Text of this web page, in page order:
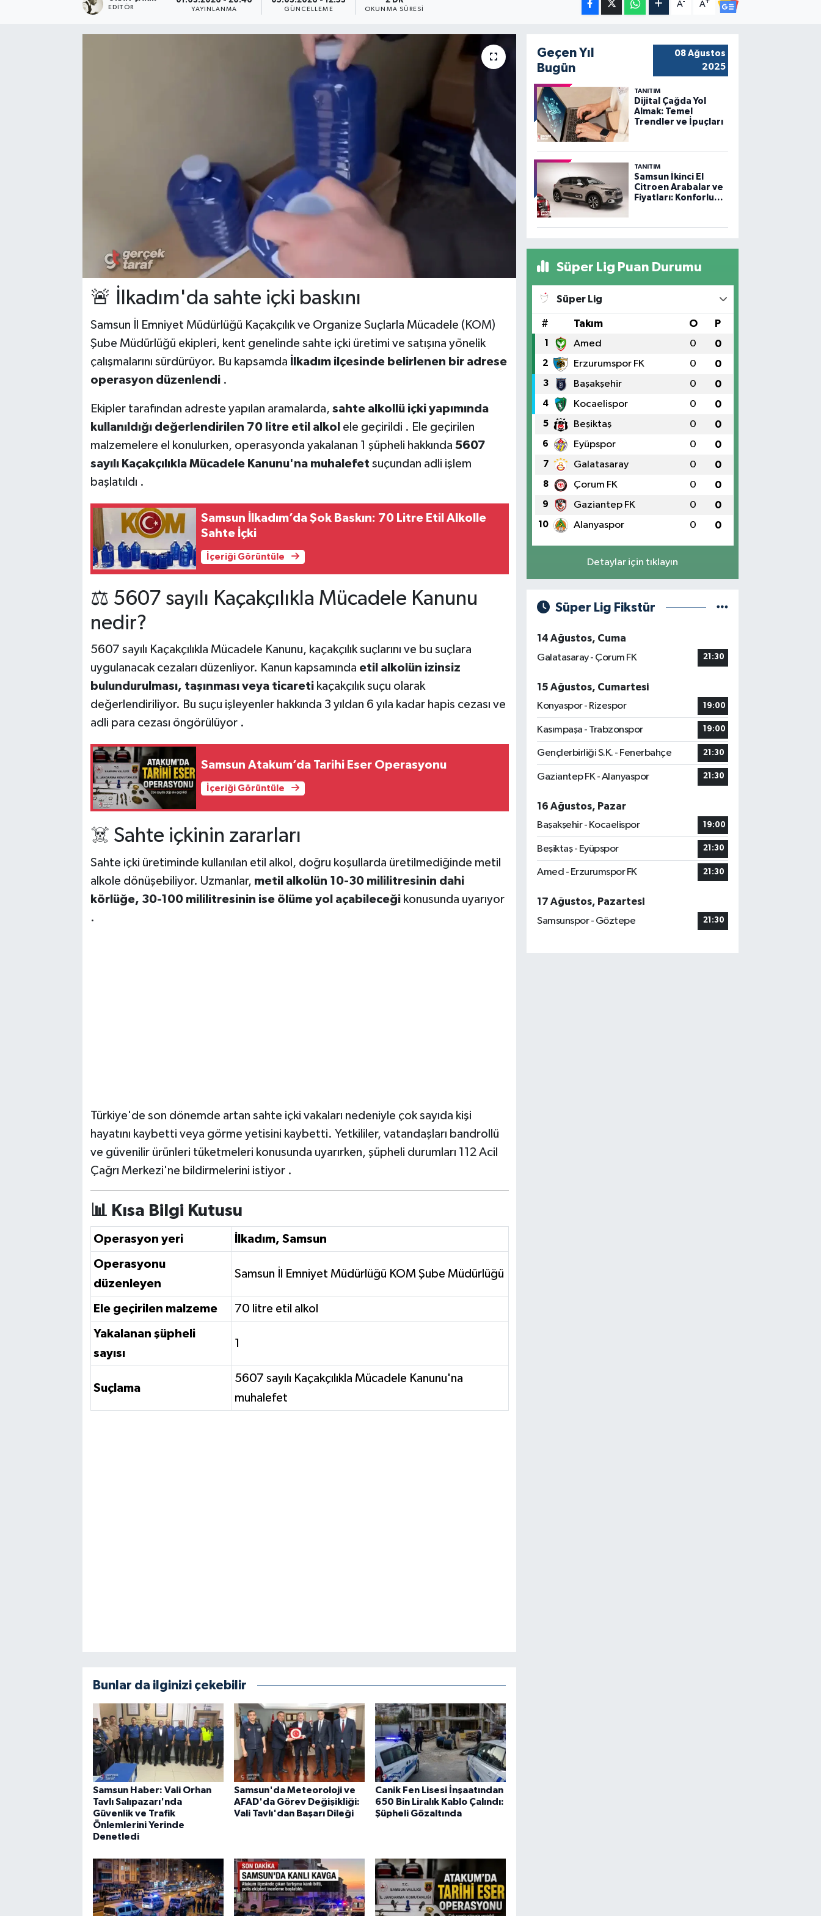
EDITÖR YAYINLANMA GÜNCELLEME OKUNMA SÜRESI
A- A+
🚨 İlkadım'da sahte içki baskını
Samsun İl Emniyet Müdürlüğü Kaçakçılık ve Organize Suçlarla Mücadele (KOM)
Şube Müdürlüğü ekipleri, kent genelinde sahte içki üretimi ve satışına yönelik
çalışmalarını sürdürüyor. Bu kapsamda
İlkadım ilçesinde belirlenen bir adrese
operasyon düzenlendi.
Ekipler tarafından adreste yapılan aramalarda, sahte alkollü içki yapımında
kullanıldığı değerlendirilen 70 litre etil alkol ele geçirildi . Ele geçirilen
malzemelere el konulurken, operasyonda yakalanan 1 şüpheli hakkında 5607
sayılı Kaçakçılıkla Mücadele Kanunu'na muhalefet suçundan adli işlem
başlatıldı .
Samsun İlkadım’da Şok Baskın: 70 Litre Etil Alkolle
Sahte İçki
İçeriği Görüntüle
⚖️ 5607 sayılı Kaçakçılıkla Mücadele Kanunu
nedir?
5607 sayılı Kaçakçılıkla Mücadele Kanunu, kaçakçılık suçlarını ve bu suçlara
uygulanacak cezaları düzenliyor. Kanun kapsamında etil alkolün izinsiz
bulundurulması, taşınması veya ticaretikaçakçılık suçu olarak
değerlendiriliyor. Bu suçu işleyenler hakkında 3 yıldan 6 yıla kadar hapis cezası ve
adli para cezası öngörülüyor .
Samsun Atakum’da Tarihi Eser Operasyonu
İçeriği Görüntüle
☠️ Sahte içkinin zararları
Sahte içki üretiminde kullanılan etil alkol, doğru koşullarda üretilmediğinde metil
alkole dönüşebiliyor. Uzmanlar, metil alkolün 10-30 mililitresinin dahi
körlüğe, 30-100 mililitresinin ise ölüme yol açabileceğikonusunda uyarıyor
.
Türkiye'de son dönemde artan sahte içki vakaları nedeniyle çok sayıda kişi
hayatını kaybetti veya görme yetisini kaybetti. Yetkililer, vatandaşları bandrollü
ve güvenilir ürünleri tüketmeleri konusunda uyarırken, şüpheli durumları 112 Acil
Çağrı Merkezi'ne bildirmelerini istiyor .
📊 Kısa Bilgi Kutusu
Operasyon yeri İlkadım, Samsun
Operasyonu
düzenleyen
Samsun İl Emniyet Müdürlüğü KOM Şube Müdürlüğü
Ele geçirilen malzeme 70 litre etil alkol
Yakalanan şüpheli
sayısı
1
Suçlama
5607 sayılı Kaçakçılıkla Mücadele Kanunu'na
muhalefet
Bunlar da ilginizi çekebilir
Samsun Haber: Vali Orhan
Tavlı Salıpazarı'nda
Güvenlik ve Trafik
Önlemlerini Yerinde
Denetledi
Samsun'da Meteoroloji ve
AFAD'da Görev Değişikliği:
Vali Tavlı'dan Başarı Dileği
Canik Fen Lisesi İnşaatından
650 Bin Liralık Kablo Çalındı:
Şüpheli Gözaltında
Geçen Yıl
Bugün
08 Ağustos
2025
TANITIM
Dijital Çağda Yol
Almak: Temel
Trendler ve İpuçları
TANITIM
Samsun İkinci El
Citroen Arabalar ve
Fiyatları: Konforlu
Süper Lig Puan Durumu
Süper Lig
# Takım O P
1 Amed 0 0
2 Erzurumspor FK 0 0
3 Başakşehir 0 0
4 Kocaelispor 0 0
5 Beşiktaş 0 0
6 Eyüpspor 0 0
7 Galatasaray 0 0
8 Çorum FK 0 0
9 Gaziantep FK 0 0
10 Alanyaspor 0 0
Detaylar için tıklayın
Süper Lig Fikstür
14 Ağustos, Cuma
Galatasaray - Çorum FK
21:30
15 Ağustos, Cumartesi
Konyaspor - Rizespor
19:00
Kasımpaşa - Trabzonspor 19:00
Gençlerbirliği S.K. - Fenerbahçe 21:30
Gaziantep FK - Alanyaspor 21:30
16 Ağustos, Pazar
Başakşehir - Kocaelispor
19:00
Beşiktaş - Eyüpspor 21:30
Amed - Erzurumspor FK 21:30
17 Ağustos, Pazartesi
Samsunspor - Göztepe
21:30